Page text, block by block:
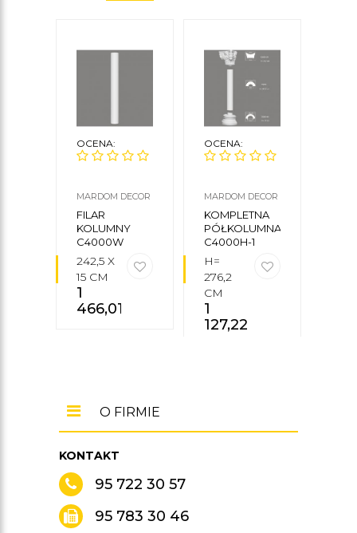
OCENA:
MARDOM DECOR
FILAR
KOLUMNY
C4000W
242,5 X
15 CM
1
466,01
OCENA:
MARDOM DECOR
KOMPLETNA
PÓŁKOLUMNA
C4000H-1
H=
276,2
CM
1
127,22
KONTAKT
95 722 30 57
95 783 30 46
O FIRMIE